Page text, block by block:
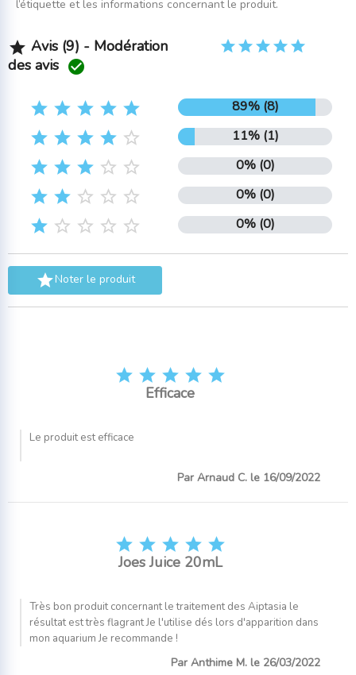
l’étiquette et les informations concernant le produit.
 Avis (9) - Modération
des avis 
     89% (8)
     11% (1)
     0% (0)
     0% (0)
     0% (0)
Noter le produit
    
Efficace
Le produit est efficace
Par Arnaud C. le 16/09/2022
    
Joes Juice 20mL
Très bon produit concernant le traitement des Aiptasia le
résultat est très flagrant Je l'utilise dés lors d'apparition dans
mon aquarium Je recommande !
Par Anthime M. le 26/03/2022